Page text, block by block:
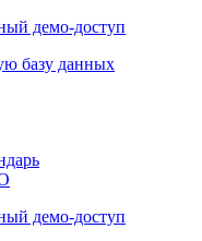
демо-доступ
базу данных
демо-доступ